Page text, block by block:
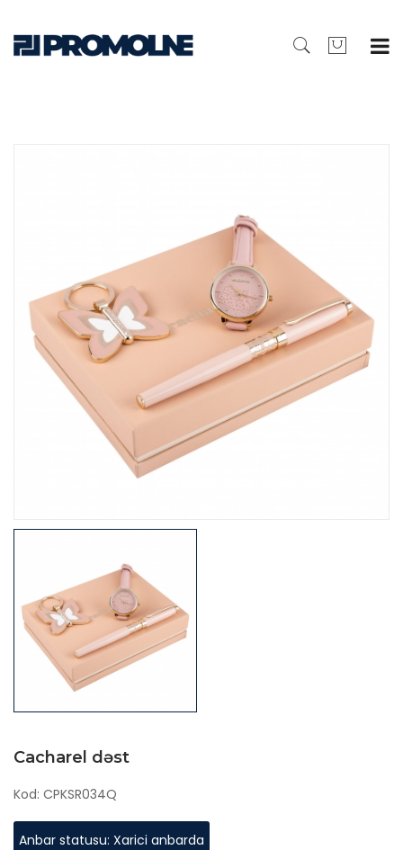
Cacharel dəst
Kod: CPKSR034Q
Anbar statusu: Xarici anbarda